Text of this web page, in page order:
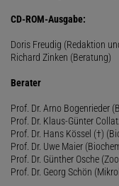
CD-ROM-Ausgabe:
Doris Freudig (Redaktion
Richard Zinken (Beratung)
Berater
Prof. Dr. Arno Bogenrieder
Prof. Dr. Klaus-Günter
Prof. Dr. Hans Kössel (†)
Prof. Dr. Uwe Maier
Prof. Dr. Günther Osche
Prof. Dr. Georg Schön